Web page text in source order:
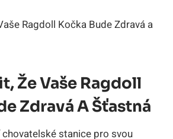
Že⁢ Vaše Ragdoll‌
Zdravá‌ A Šťastná
stanice pro svou